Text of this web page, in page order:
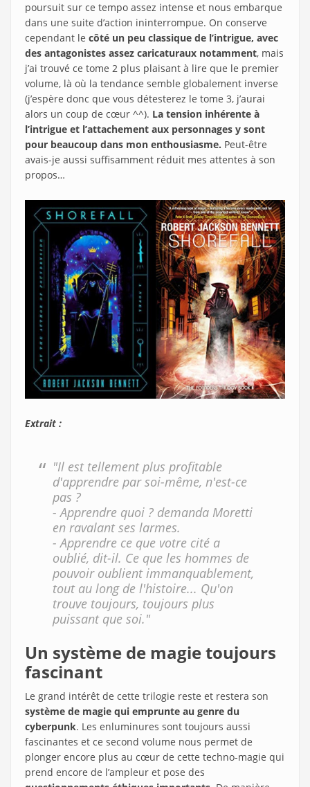
poursuit sur ce tempo assez intense et nous embarque
dans une suite d’action ininterrompue. On conserve
cependant le côté un peu classique de l’intrigue, avec
des antagonistes assez caricaturaux notamment, mais
j’ai trouvé ce tome 2 plus plaisant à lire que le premier
volume, là où la tendance semble globalement inverse
(j’espère donc que vous détesterez le tome 3, j’aurai
alors un coup de cœur ^^). La tension inhérente à
l’intrigue et l’attachement aux personnages y sont
pour beaucoup dans mon enthousiasme. Peut-être
avais-je aussi suffisamment réduit mes attentes à son
propos…
Extrait :
"Il est tellement plus profitable
d'apprendre par soi-même, n'est-ce
pas ?
- Apprendre quoi ? demanda Moretti
en ravalant ses larmes.
- Apprendre ce que votre cité a
oublié, dit-il. Ce que les hommes de
pouvoir oublient immanquablement,
tout au long de l'histoire... Qu'on
trouve toujours, toujours plus
puissant que soi."
Un système de magie toujours
fascinant
Le grand intérêt de cette trilogie reste et restera son
système de magie qui emprunte au genre du
cyberpunk. Les enluminures sont toujours aussi
fascinantes et ce second volume nous permet de
plonger encore plus au cœur de cette techno-magie qui
prend encore de l’ampleur et pose des